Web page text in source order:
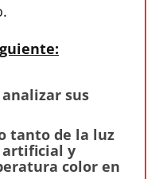
sus
tanto de la luz
artificial y
color en